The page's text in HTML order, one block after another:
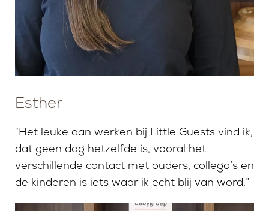
Esther
“Het leuke aan werken bij Little Guests vind ik,
dat geen dag hetzelfde is, vooral het
verschillende contact met ouders, collega’s en
de kinderen is iets waar ik echt blij van word.”